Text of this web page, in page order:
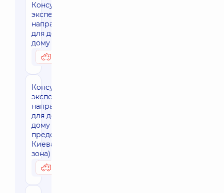
Консультация
эксперта
направления
для детей на
дому г. Киев
Консультация
эксперта
направления
для детей на
дому за
пределами г.
Киева (30 км
зона)